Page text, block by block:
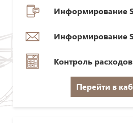
Информирование
Информирование
Контроль расходов
Перейти в